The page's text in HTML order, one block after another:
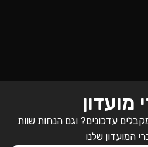
מועדון
עדכונים? וגם הנחות שוות
המועדון שלנו